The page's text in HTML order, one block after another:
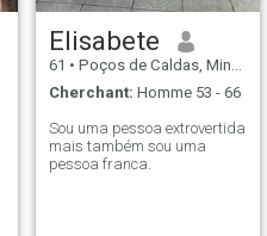
Elisabete
61 • Poços de Caldas, Minas Gerais, Brésil
Cherchant: Homme 53 - 66
Sou uma pessoa extrovertida
mais também sou uma
pessoa franca.